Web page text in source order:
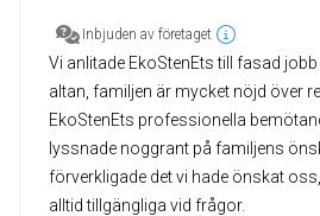
Inbjuden av företaget
Vi anlitade EkoStenEts till fasad
altan, familjen är mycket nöjd över
EkoStenEts professionella
lyssnade noggrant på familjens
förverkligade det vi hade önskat
alltid tillgängliga vid frågor.